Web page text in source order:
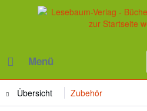
Menü
Übersicht Zubehör